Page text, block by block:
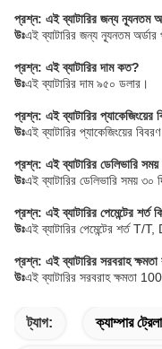
প্রশ্ন: এই ব্যাটারির জন্য ন্যূনতম
উঃএই ব্যাটারির জন্য ন্যূনতম অর্ডার
প্রশ্ন: এই ব্যাটারির দাম কত?
উঃএই ব্যাটারির দাম ৯৫০ ডলার।
প্রশ্ন: এই ব্যাটারির প্যাকেজিংয়ের
উঃএই ব্যাটারির প্যাকেজিংয়ের
প্রশ্ন: এই ব্যাটারির ডেলিভারি
উঃএই ব্যাটারির ডেলিভারি সময় ৩০
প্রশ্ন: এই ব্যাটারির পেমেন্টের শর্ত
উঃএই ব্যাটারির পেমেন্টের শর্ত T/
প্রশ্ন: এই ব্যাটারির সরবরাহ
উঃএই ব্যাটারির সরবরাহ ক্ষমতা
ট্যাগ: ক্যাম্পার